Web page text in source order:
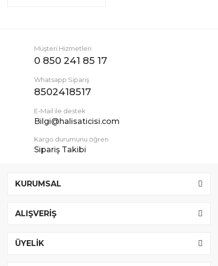
Müşteri Hizmetleri
0 850 241 85 17
Whatsapp Sipariş
8502418517
E-Mail ile destek
Bilgi@halisaticisi.com
Kargo durumunu öğren
Sipariş Takibi
KURUMSAL
ALIŞVERİŞ
ÜYELİK